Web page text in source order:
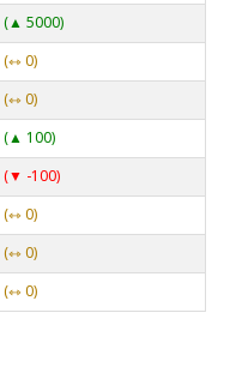
▲ 5000
⇿ 0
⇿ 0
▲ 100
▼ -100
⇿ 0
⇿ 0
⇿ 0